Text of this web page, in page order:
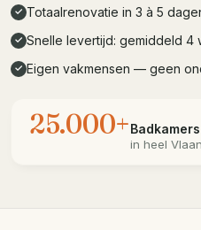
✓ Totaalrenovatie in 3 à 5
✓ Snelle levertijd: gemiddeld 4
✓ Eigen vakmensen — geen
25.000+
in heel